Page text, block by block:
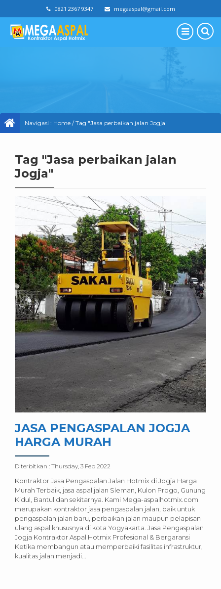
0821 2367 9347 megaaspal@gmail.com
Navigasi : Home /Tag "Jasa perbaikan jalan Jogja"
Tag "Jasa perbaikan jalan
Jogja"
JASA PENGASPALAN JOGJA
HARGA MURAH
Diterbitkan : Thursday, 3 Feb 2022
Kontraktor Jasa Pengaspalan Jalan Hotmix di Jogja Harga
Murah Terbaik, jasa aspal jalan Sleman, Kulon Progo, Gunung
Kidul, Bantul dan sekitarnya. Kami Mega-aspalhotmix.com
merupakan kontraktor jasa pengaspalan jalan, baik untuk
pengaspalan jalan baru, perbaikan jalan maupun pelapisan
ulang aspal khususnya di kota Yogyakarta. Jasa Pengaspalan
Jogja Kontraktor Aspal Hotmix Profesional & Bergaransi
Ketika membangun atau memperbaiki fasilitas infrastruktur,
kualitas jalan menjadi...